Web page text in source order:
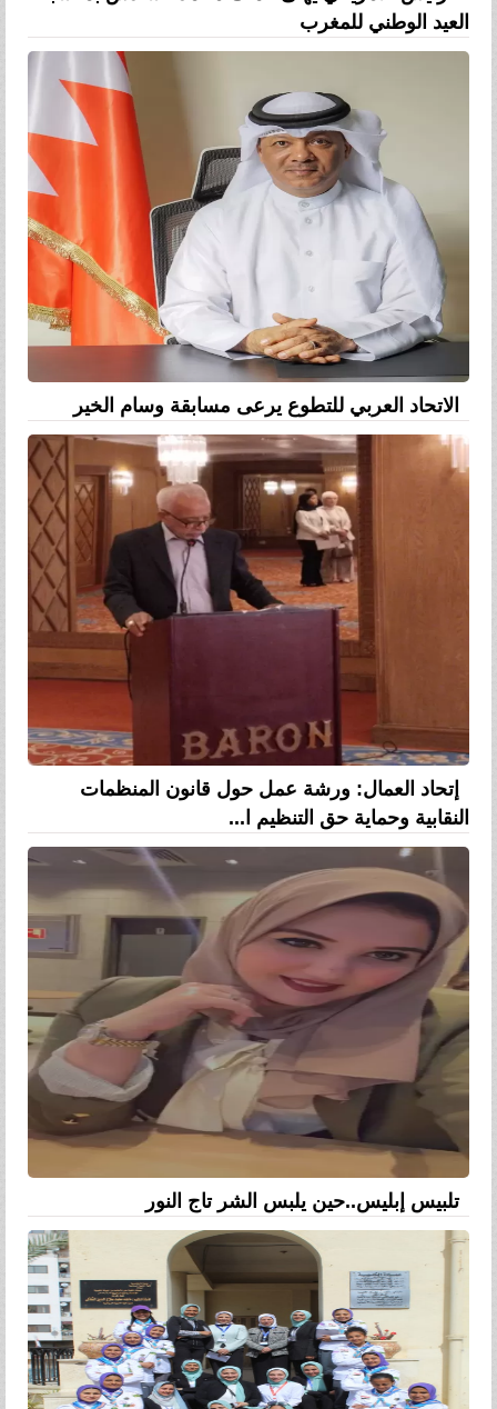
العيد الوطني للمغرب
الاتحاد العربي للتطوع يرعى مسابقة وسام الخير
إتحاد العمال: ورشة عمل حول قانون المنظمات
النقابية وحماية حق التنظيم ا...
تلبيس إبليس..حين يلبس الشر تاج النور